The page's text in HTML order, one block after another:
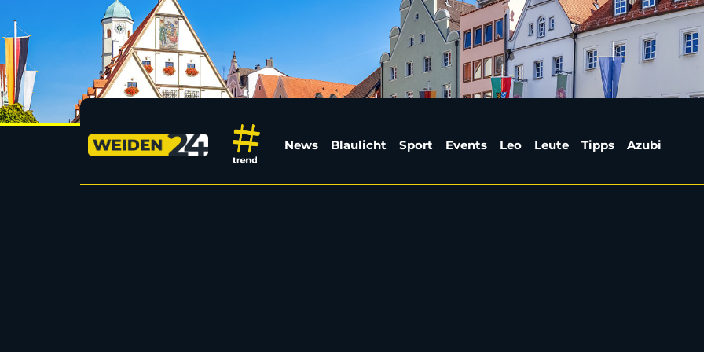
Tipps rund um Weiden24 | Weiden24
News Blaulicht Sport Events Leo Leute Tipps Azubi